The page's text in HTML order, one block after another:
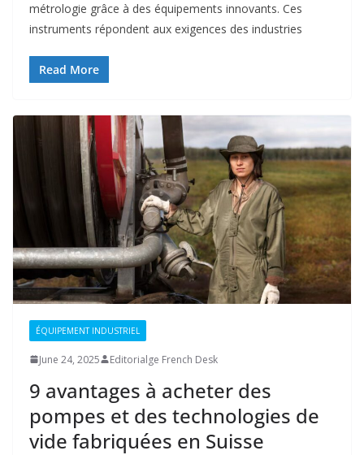
métrologie grâce à des équipements innovants. Ces
instruments répondent aux exigences des industries
Read More
ÉQUIPEMENT INDUSTRIEL
June 24, 2025 Editorialge French Desk
9 avantages à acheter des
pompes et des technologies de
vide fabriquées en Suisse